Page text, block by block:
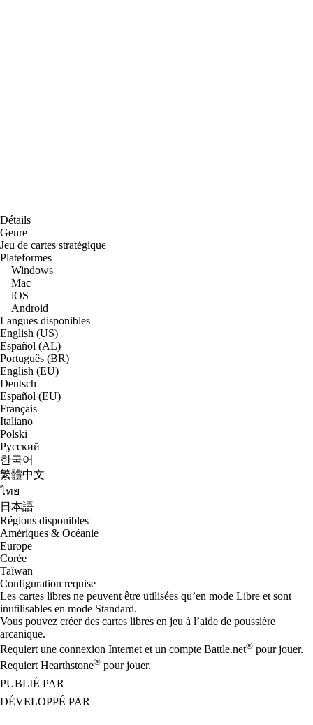
Détails
Genre
Jeu de cartes stratégique
Plateformes
Windows
Mac
iOS
Android
Langues disponibles
English (US)
Español (AL)
Português (BR)
English (EU)
Deutsch
Español (EU)
Français
Italiano
Polski
Русский
한국어
繁體中文
ไทย
日本語
Régions disponibles
Amériques & Océanie
Europe
Corée
Taïwan
Configuration requise
Les cartes libres ne peuvent être utilisées qu’en mode Libre et sont
inutilisables en mode Standard.
Vous pouvez créer des cartes libres en jeu à l’aide de poussière
arcanique.
Requiert une connexion Internet et un compte Battle.net® pour jouer.
Requiert Hearthstone® pour jouer.
PUBLIÉ PAR
DÉVELOPPÉ PAR